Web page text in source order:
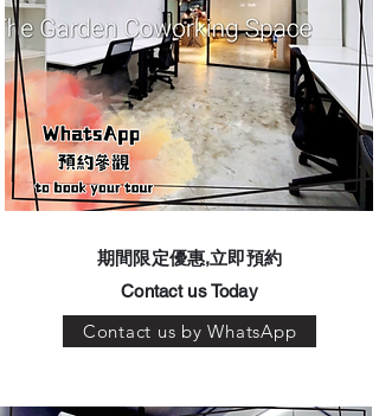
​期間限定優惠,立即預約
Contact us Today
Contact us by WhatsApp